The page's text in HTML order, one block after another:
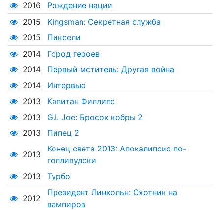
2016
Рождение нации
2015
Kingsman: Секретная служба
2015
Пиксели
2014
Город героев
2014
Первый мститель: Другая война
2014
Интервью
2013
Капитан Филлипс
2013
G.I. Joe: Бросок кобры 2
2013
Пипец 2
2013
Конец света 2013: Апокалипсис по-
голливудски
2013
Турбо
2012
Президент Линкольн: Охотник на
вампиров